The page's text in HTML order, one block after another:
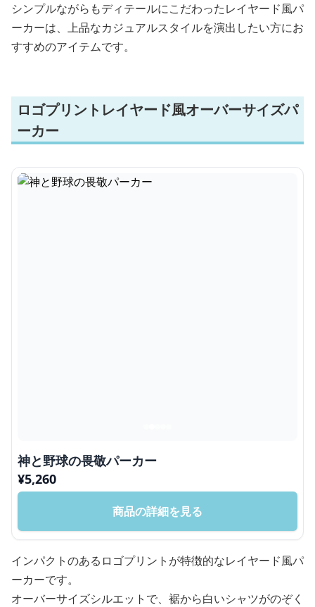
シンプルながらもディテールにこだわったレイヤード風パ
ーカーは、上品なカジュアルスタイルを演出したい方にお
すすめのアイテムです。
ロゴプリントレイヤード風オーバーサイズパ
ーカー
神と野球の畏敬パーカー
¥5,260
商品の詳細を見る
インパクトのあるロゴプリントが特徴的なレイヤード風パ
ーカーです。
オーバーサイズシルエットで、裾から白いシャツがのぞく